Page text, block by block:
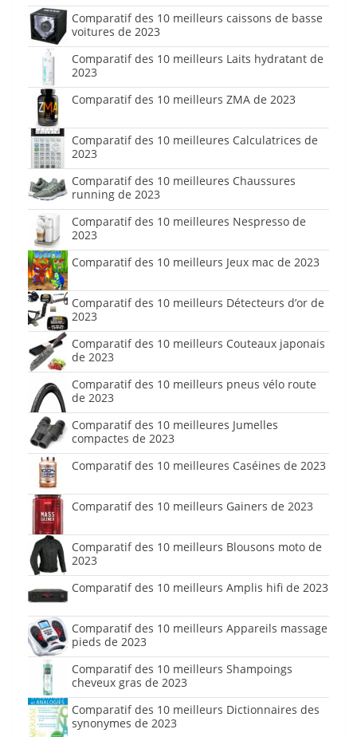
Comparatif des 10 meilleurs caissons de basse
voitures de 2023
Comparatif des 10 meilleurs Laits hydratant de
2023
Comparatif des 10 meilleurs ZMA de 2023
Comparatif des 10 meilleures Calculatrices de
2023
Comparatif des 10 meilleures Chaussures
running de 2023
Comparatif des 10 meilleures Nespresso de
2023
Comparatif des 10 meilleurs Jeux mac de 2023
Comparatif des 10 meilleurs Détecteurs d’or de
2023
Comparatif des 10 meilleurs Couteaux japonais
de 2023
Comparatif des 10 meilleurs pneus vélo route
de 2023
Comparatif des 10 meilleures Jumelles
compactes de 2023
Comparatif des 10 meilleures Caséines de 2023
Comparatif des 10 meilleurs Gainers de 2023
Comparatif des 10 meilleurs Blousons moto de
2023
Comparatif des 10 meilleurs Amplis hifi de 2023
Comparatif des 10 meilleurs Appareils massage
pieds de 2023
Comparatif des 10 meilleurs Shampoings
cheveux gras de 2023
Comparatif des 10 meilleurs Dictionnaires des
synonymes de 2023